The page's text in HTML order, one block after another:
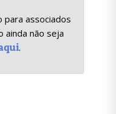
para associados
ainda não seja
.